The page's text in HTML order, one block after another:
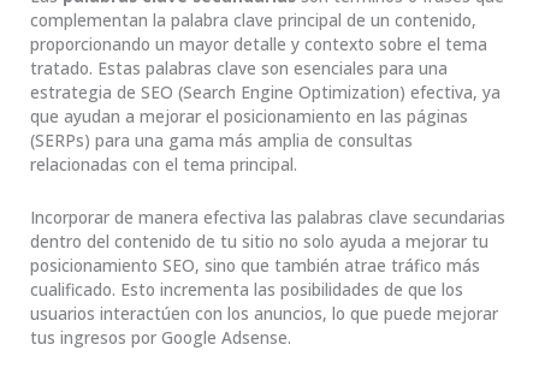
complementan la palabra clave principal de un contenido,
proporcionando un mayor detalle y contexto sobre el tema
tratado. Estas palabras clave son esenciales para una
estrategia de SEO (Search Engine Optimization) efectiva, ya
que ayudan a mejorar el posicionamiento en las páginas
(SERPs) para una gama más amplia de consultas
relacionadas con el tema principal.
Incorporar de manera efectiva las palabras clave secundarias
dentro del contenido de tu sitio no solo ayuda a mejorar tu
posicionamiento SEO, sino que también atrae tráfico más
cualificado. Esto incrementa las posibilidades de que los
usuarios interactúen con los anuncios, lo que puede mejorar
tus ingresos por Google Adsense.